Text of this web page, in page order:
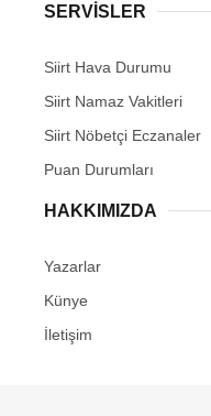
SERVİSLER
Siirt Hava Durumu
Siirt Namaz Vakitleri
Siirt Nöbetçi Eczanaler
Puan Durumları
HAKKIMIZDA
Yazarlar
Künye
İletişim